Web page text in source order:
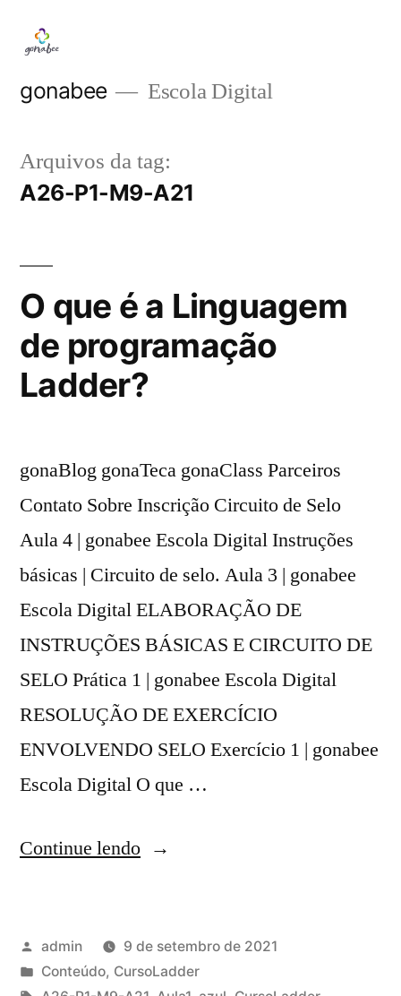
para
gonabee Escola Digital
Arquivos da tag:
A26-P1-M9-A21
O que é a Linguagem
de programação
Ladder?
gonaBlog gonaTeca gonaClass Parceiros
Contato Sobre Inscrição Circuito de Selo
Aula 4 | gonabee Escola Digital Instruções
básicas | Circuito de selo. Aula 3 | gonabee
Escola Digital ELABORAÇÃO DE
INSTRUÇÕES BÁSICAS E CIRCUITO DE
SELO Prática 1 | gonabee Escola Digital
RESOLUÇÃO DE EXERCÍCIO
ENVOLVENDO SELO Exercício 1 | gonabee
Escola Digital O que …
Continue lendo“O
a
Linguagem
Publicado
por
admin
9 de setembro de 2021
Publicado
Conteúdo, CursoLadder